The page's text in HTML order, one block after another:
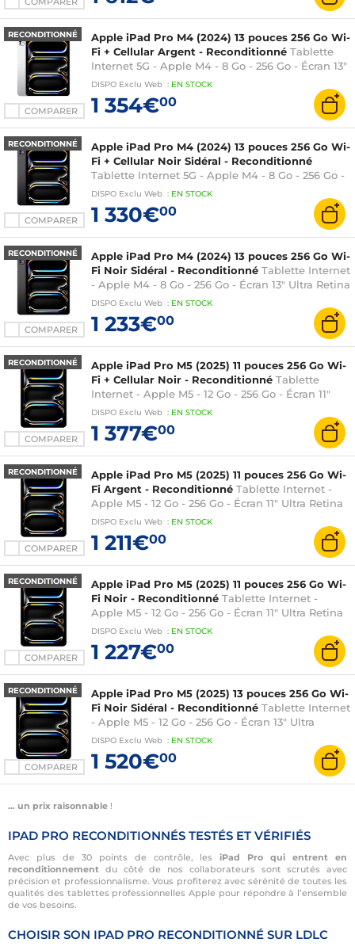
RECONDITIONNÉ
COMPARER
Apple iPad Pro M4 (2024) 13 pouces 256 Go Wi-
Fi + Cellular Argent - Reconditionné Tablette
Internet 5G - Apple M4 - 8 Go - 256 Go - Écran 13"
Ultra Retina XDR OLED tactile - Wi-Fi 6E /
Bluetooth 5.3 / 5G eSIM - Webcam -
Thunderbolt/USB 4 - iPadOS 17
DISPO Exclu Web : EN STOCK
1 354€00
RECONDITIONNÉ
COMPARER
Apple iPad Pro M4 (2024) 13 pouces 256 Go Wi-
Fi + Cellular Noir Sidéral - Reconditionné
Tablette Internet 5G - Apple M4 - 8 Go - 256 Go -
Écran 13" Ultra Retina XDR OLED tactile - Wi-Fi
6E / Bluetooth 5.3 / 5G eSIM - Webcam -
Thunderbolt/USB 4 - iPadOS 17
DISPO Exclu Web : EN STOCK
1 330€00
RECONDITIONNÉ
COMPARER
Apple iPad Pro M4 (2024) 13 pouces 256 Go Wi-
Fi Noir Sidéral - Reconditionné Tablette Internet
- Apple M4 - 8 Go - 256 Go - Écran 13" Ultra Retina
XDR OLED tactile - Wi-Fi 6E / Bluetooth 5.3 -
Webcam - Thunderbolt/USB 4 - iPadOS 17
DISPO Exclu Web : EN STOCK
1 233€00
RECONDITIONNÉ
COMPARER
Apple iPad Pro M5 (2025) 11 pouces 256 Go Wi-
Fi + Cellular Noir - Reconditionné Tablette
Internet - Apple M5 - 12 Go - 256 Go - Écran 11"
Ultra Retina XDR OLED tactile - Wi-Fi 7 /
Bluetooth 6 - Webcam - Thunderbolt/USB 4 -
iPadOS 26
DISPO Exclu Web : EN STOCK
1 377€00
RECONDITIONNÉ
COMPARER
Apple iPad Pro M5 (2025) 11 pouces 256 Go Wi-
Fi Argent - Reconditionné Tablette Internet -
Apple M5 - 12 Go - 256 Go - Écran 11" Ultra Retina
XDR OLED tactile - Wi-Fi 7 / Bluetooth 6 -
Webcam - Thunderbolt/USB 4 - iPadOS 26
DISPO Exclu Web : EN STOCK
1 211€00
RECONDITIONNÉ
COMPARER
Apple iPad Pro M5 (2025) 11 pouces 256 Go Wi-
Fi Noir - Reconditionné Tablette Internet -
Apple M5 - 12 Go - 256 Go - Écran 11" Ultra Retina
XDR OLED tactile - Wi-Fi 7 / Bluetooth 6 -
Webcam - Thunderbolt/USB 4 - iPadOS 26
DISPO Exclu Web : EN STOCK
1 227€00
RECONDITIONNÉ
COMPARER
Apple iPad Pro M5 (2025) 13 pouces 256 Go Wi-
Fi Noir Sidéral - Reconditionné Tablette Internet
- Apple M5 - 12 Go - 256 Go - Écran 13" Ultra
Retina XDR OLED tactile - Wi-Fi 7 / Bluetooth 6 -
Webcam - Thunderbolt/USB 4 - iPadOS 26
DISPO Exclu Web : EN STOCK
1 520€00
… un prix raisonnable !
IPAD PRO RECONDITIONNÉS TESTÉS ET VÉRIFIÉS
Avec plus de 30 points de contrôle, lesiPad Pro qui entrent en
reconditionnement du côté de nos collaborateurs sont scrutés avec
précision et professionnalisme. Vous profiterez avec sérénité de toutes les
qualités des tablettes professionnelles Apple pour répondre à l’ensemble
de vos besoins.
CHOISIR SON IPAD PRO RECONDITIONNÉ SUR LDLC